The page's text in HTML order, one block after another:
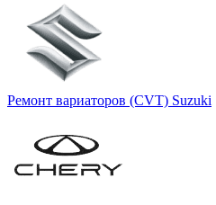
Ремонт вариаторов (CVT) Suzuki